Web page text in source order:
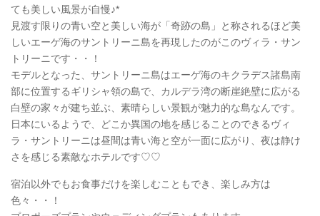
ても美しい風景が自慢♪*
見渡す限りの青い空と美しい海が「奇跡の島」と称されるほど美
しいエーゲ海のサントリーニ島を再現したのがこのヴィラ・サン
トリーニです・・！
モデルとなった、サントリーニ島はエーゲ海のキクラデス諸島南
部に位置するギリシャ領の島で、カルデラ湾の断崖絶壁に広がる
白壁の家々が建ち並ぶ、素晴らしい景観が魅力的な島なんです。
日本にいるようで、どこか異国の地を感じることのできるヴィ
ラ・サントリーニは昼間は青い海と空が一面に広がり、夜は静け
さを感じる素敵なホテルです♡♡
宿泊以外でもお食事だけを楽しむこともでき、楽しみ方は
色々・・！